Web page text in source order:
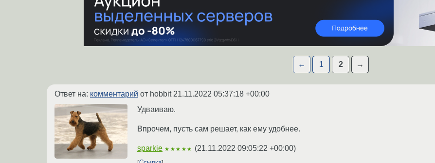
← 1 2 →
Ответ на: комментарий от hobbit 21.11.2022 05:37:18 +00:00
Удваиваю.
Впрочем, пусть сам решает, как ему удобнее.
sparkie ★★★★★ (21.11.2022 09:05:22 +00:00)